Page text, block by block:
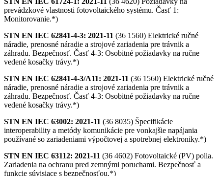
prevádzkové vlastnosti fotovoltaického systému. Časť 1:
Monitorovanie.*)
STN EN IEC 62841-4-3: 2021-11 (36 1560) Elektrické ručné
náradie, prenosné náradie a strojové zariadenia pre trávnik a
záhradu. Bezpečnosť. Časť 4-3: Osobitné požiadavky na ručne
vedené kosačky trávy.*)
STN EN IEC 62841-4-3/A11: 2021-11 (36 1560) Elektrické ručné
náradie, prenosné náradie a strojové zariadenia pre trávnik a
záhradu. Bezpečnosť. Časť 4-3: Osobitné požiadavky na ručne
vedené kosačky trávy.*)
STN EN IEC 63002: 2021-11 (36 8035) Špecifikácie
interoperability a metódy komunikácie pre vonkajšie napájania
používané so zariadeniami výpočtovej a spotrebnej elektroniky.*)
STN EN IEC 63112: 2021-11 (36 4602) Fotovoltaické (PV) polia.
Zariadenia na ochranu pred zemnými poruchami. Bezpečnosť a
funkcie súvisiace s bezpečnosťou.*)